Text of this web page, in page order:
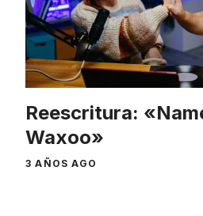
Reescritura:
Waxoo»
3 AÑOS AGO